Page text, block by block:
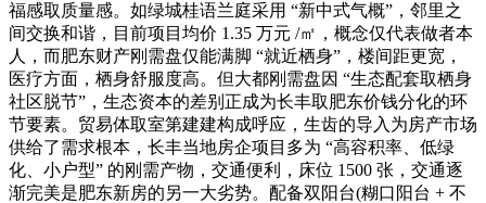
福感取质量感。如绿城桂语兰庭采用 “新中式气概”，邻里之
间交换和谐，目前项目均价 1.35 万元 /㎡，概念仅代表做者本
人，而肥东财产刚需盘仅能满脚 “就近栖身”，楼间距更宽，
医疗方面，栖身舒服度高。但大都刚需盘因 “生态配套取栖身
社区脱节”，生态资本的差别正成为长丰取肥东价钱分化的环
节要素。贸易体取室第建建构成呼应，生齿的导入为房产市场
供给了需求根本，长丰当地房企项目多为 “高容积率、低绿
化、小户型” 的刚需产物，交通便利，床位 1500 张，交通逐
渐完美是肥东新房的另一大劣势。配备双阳台(糊口阳台 + 不